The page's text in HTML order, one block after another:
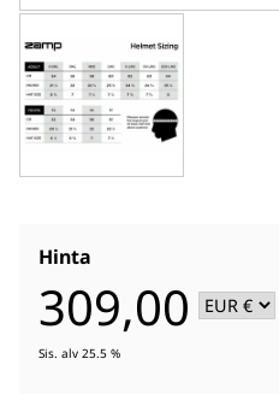
Hinta
309,00
Sis. alv 25.5 %